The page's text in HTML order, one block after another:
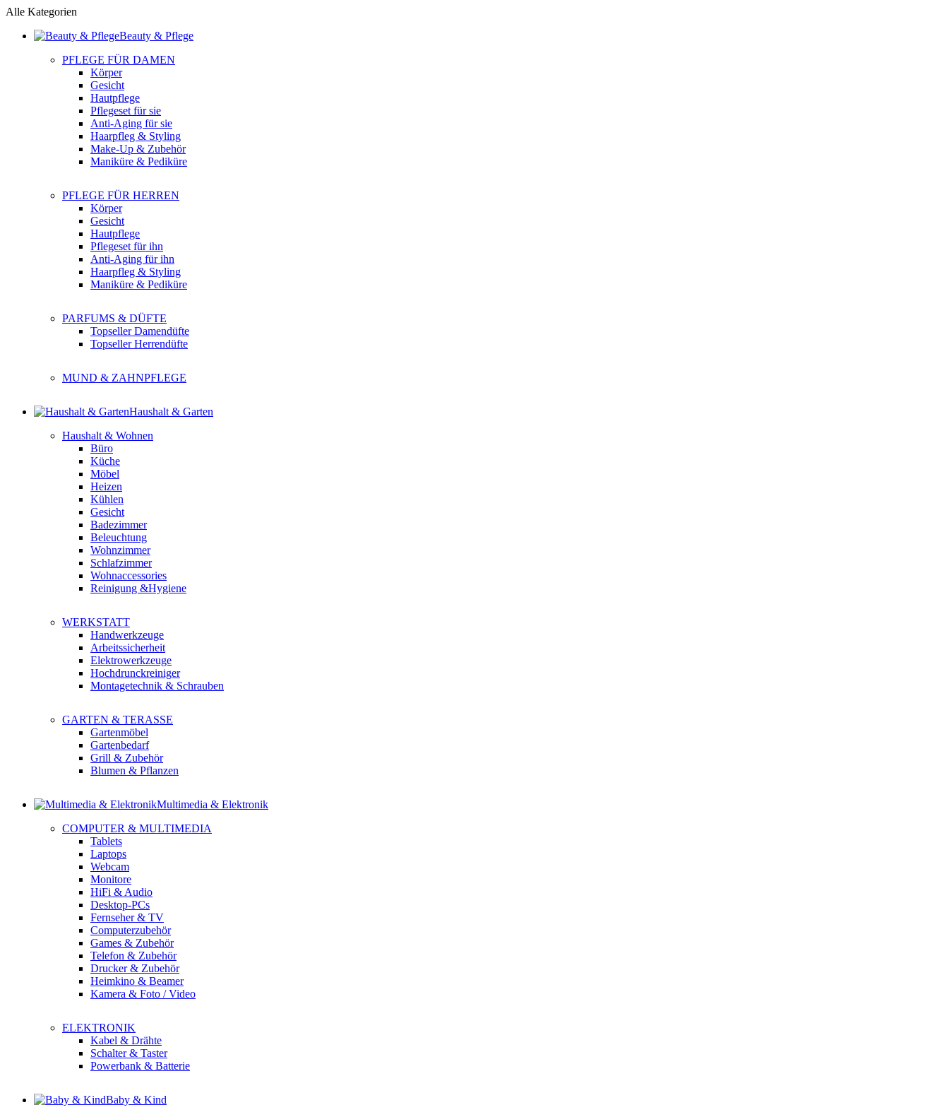
Alle Kategorien
Beauty & Pflege
PFLEGE FÜR DAMEN
Körper
Gesicht
Hautpflege
Pflegeset für sie
Anti-Aging für sie
Haarpfleg & Styling
Make-Up & Zubehör
Maniküre & Pediküre
PFLEGE FÜR HERREN
Körper
Gesicht
Hautpflege
Pflegeset für ihn
Anti-Aging für ihn
Haarpfleg & Styling
Maniküre & Pediküre
PARFUMS & DÜFTE
Topseller Damendüfte
Topseller Herrendüfte
MUND & ZAHNPFLEGE
Haushalt & Garten
Haushalt & Wohnen
Büro
Küche
Möbel
Heizen
Kühlen
Gesicht
Badezimmer
Beleuchtung
Wohnzimmer
Schlafzimmer
Wohnaccessories
Reinigung &Hygiene
WERKSTATT
Handwerkzeuge
Arbeitssicherheit
Elektrowerkzeuge
Hochdrunckreiniger
Montagetechnik & Schrauben
GARTEN & TERASSE
Gartenmöbel
Gartenbedarf
Grill & Zubehör
Blumen & Pflanzen
Multimedia & Elektronik
COMPUTER & MULTIMEDIA
Tablets
Laptops
Webcam
Monitore
HiFi & Audio
Desktop-PCs
Fernseher & TV
Computerzubehör
Games & Zubehör
Telefon & Zubehör
Drucker & Zubehör
Heimkino & Beamer
Kamera & Foto / Video
ELEKTRONIK
Kabel & Drähte
Schalter & Taster
Powerbank & Batterie
Baby & Kind